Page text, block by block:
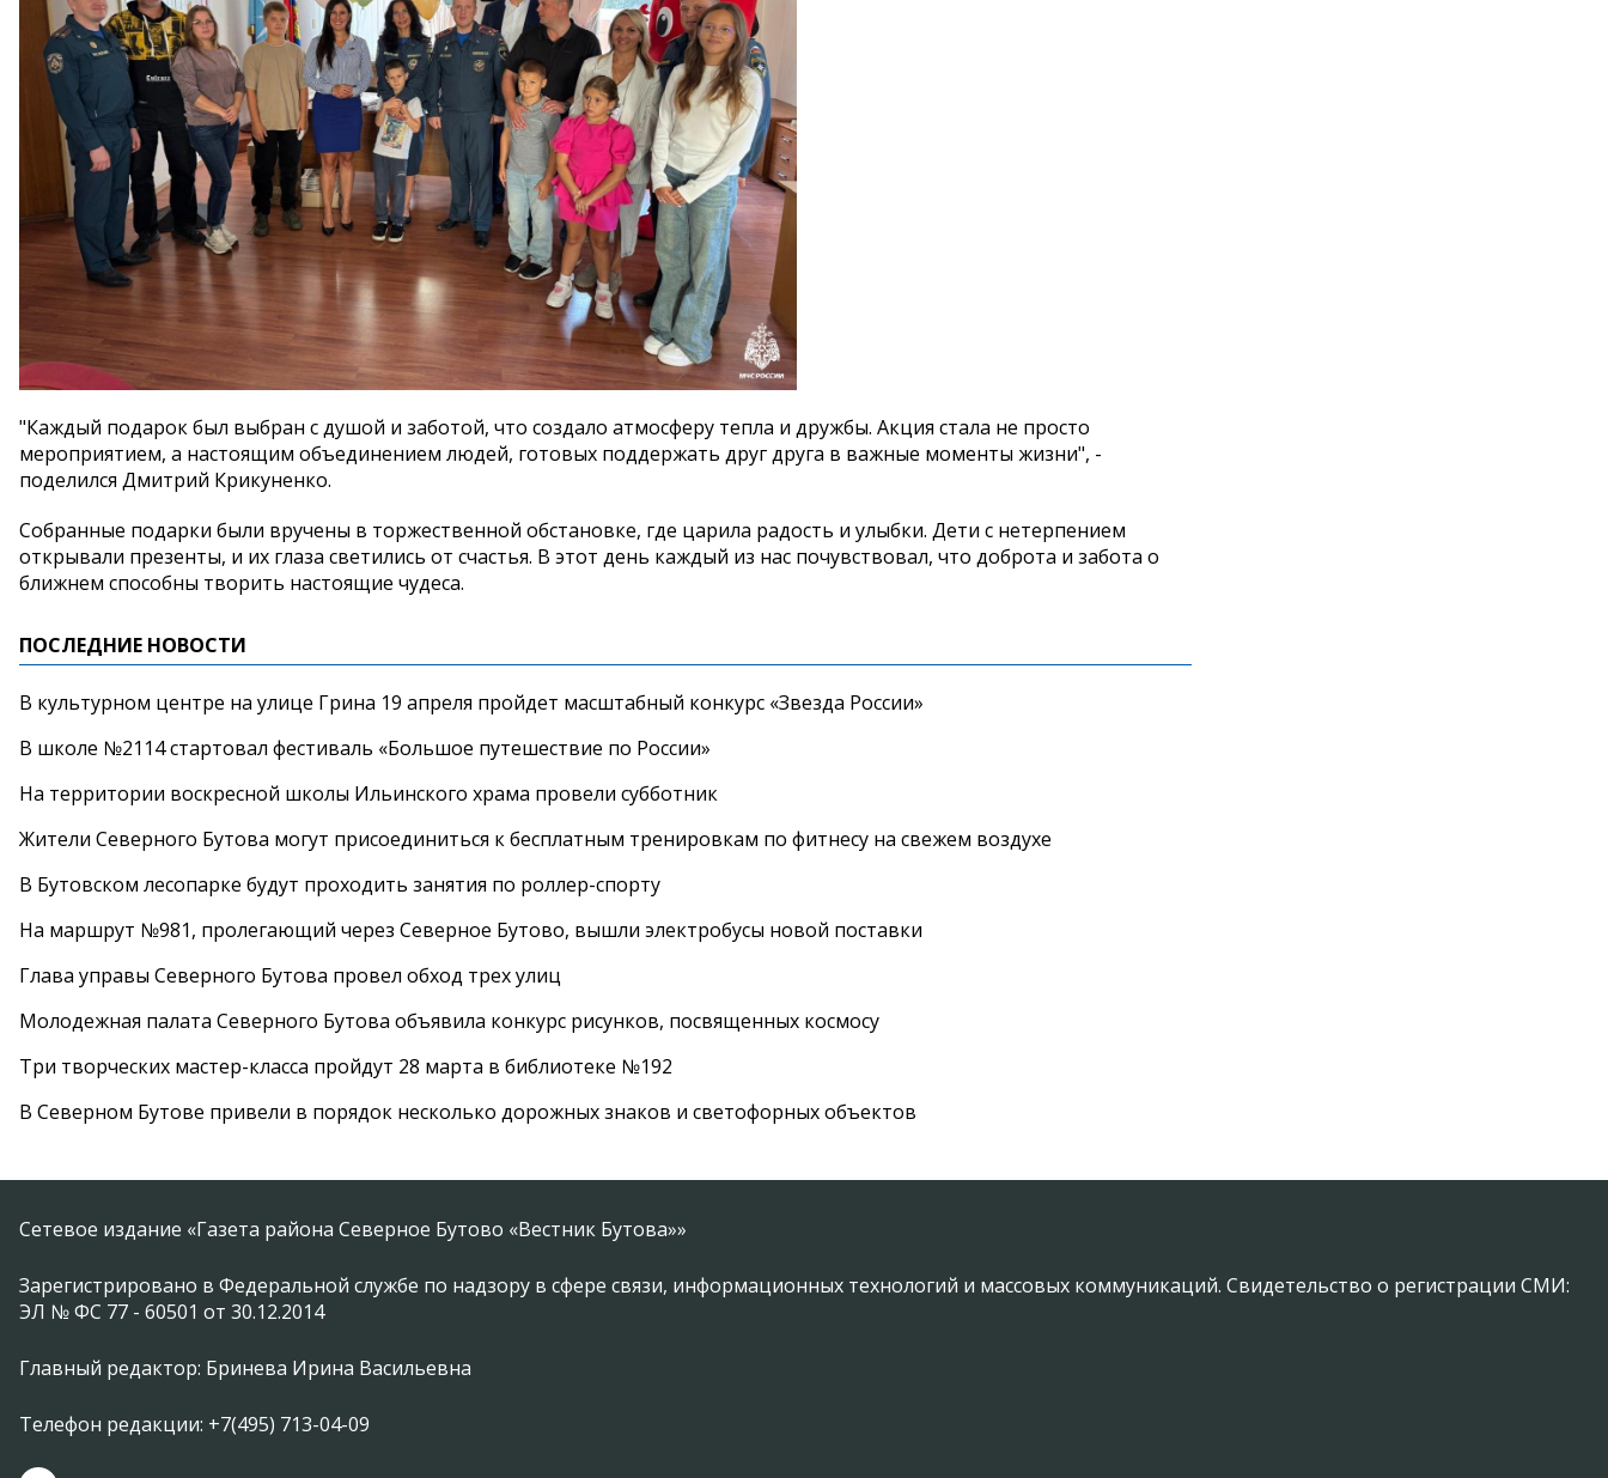
"Каждый подарок был выбран с душой и заботой, что создало атмосферу тепла и дружбы. Акция стала не просто
мероприятием, а настоящим объединением людей, готовых поддержать друг друга в важные моменты жизни", -
поделился Дмитрий Крикуненко.
Собранные подарки были вручены в торжественной обстановке, где царила радость и улыбки. Дети с нетерпением
открывали презенты, и их глаза светились от счастья. В этот день каждый из нас почувствовал, что доброта и забота о
ближнем способны творить настоящие чудеса.
ПОСЛЕДНИЕ НОВОСТИ
В культурном центре на улице Грина 19 апреля пройдет масштабный конкурс «Звезда России»
В школе №2114 стартовал фестиваль «Большое путешествие по России»
На территории воскресной школы Ильинского храма провели субботник
Жители Северного Бутова могут присоединиться к бесплатным тренировкам по фитнесу на свежем воздухе
В Бутовском лесопарке будут проходить занятия по роллер-спорту
На маршрут №981, пролегающий через Северное Бутово, вышли электробусы новой поставки
Глава управы Северного Бутова провел обход трех улиц
Молодежная палата Северного Бутова объявила конкурс рисунков, посвященных космосу
Три творческих мастер-класса пройдут 28 марта в библиотеке №192
В Северном Бутове привели в порядок несколько дорожных знаков и светофорных объектов
Сетевое издание «Газета района Северное Бутово «Вестник Бутова»»
Зарегистрировано в Федеральной службе по надзору в сфере связи, информационных технологий и массовых коммуникаций. Свидетельство о регистрации СМИ:
ЭЛ № ФС 77 - 60501 от 30.12.2014
Главный редактор: Бринева Ирина Васильевна
Телефон редакции: +7(495) 713-04-09